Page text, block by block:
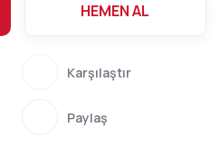
HEMEN AL
Karşılaştır
Paylaş